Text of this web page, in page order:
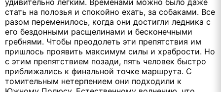
стать на полозья и спокойно ехать, за собаками. Все
разом переменилось, когда они достигли ледника с
его бездонными расщелинами и бесконечными
гребнями. Чтобы преодолеть эти препятствия им
пришлось проявить максимум силы и храбрости. Но
с этим препятствием позади, пять человек быстро
приближались к финальной точке маршрута. С
томительным нетерпением они подходили к